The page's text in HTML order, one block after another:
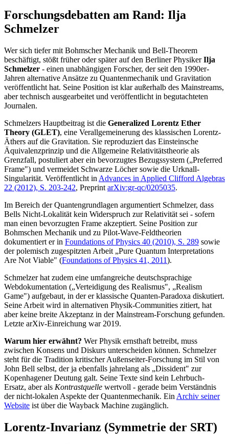
Forschungsdebatten am Rand: Ilja
Schmelzer
Wer sich tiefer mit Bohmscher Mechanik und Bell-Theorem
beschäftigt, stößt früher oder später auf den Berliner PhysikerIlja
Schmelzer - einen unabhängigen Forscher, der seit den 1990er-
Jahren alternative Ansätze zu Quantenmechanik und Gravitation
veröffentlicht hat. Seine Position ist klar außerhalb des Mainstreams,
aber technisch ausgearbeitet und veröffentlicht in begutachteten
Journalen.
Schmelzers Hauptbeitrag ist die Generalized Lorentz Ether
Theory (GLET), eine Verallgemeinerung des klassischen Lorentz-
Äthers auf die Gravitation. Sie reproduziert das Einsteinsche
Äquivalenzprinzip und die Allgemeine Relativitätstheorie als
Grenzfall, postuliert aber ein bevorzugtes Bezugssystem („Preferred
Frame") und vermeidet Schwarze Löcher sowie die Urknall-
Singularität. Veröffentlicht in Advances in Applied Clifford Algebras
22 (2012), S. 203-242, Preprint arXiv:gr-qc/0205035.
Im Bereich der Quantengrundlagen argumentiert Schmelzer, dass
Bells Nicht-Lokalität kein Widerspruch zur Relativität sei - sofern
man einen bevorzugten Frame akzeptiert. Seine Position zur
Bohmschen Mechanik und zu Pilot-Wave-Feldtheorien
dokumentiert er in Foundations of Physics 40 (2010), S. 289 sowie
der polemisch zugespitzten Arbeit „Pure Quantum Interpretations
Are Not Viable" (Foundations of Physics 41, 2011).
Schmelzer hat zudem eine umfangreiche deutschsprachige
Webdokumentation („Verteidigung des Realismus", „Realism
Game") aufgebaut, in der er klassische Quanten-Paradoxa diskutiert.
Seine Arbeit wird in alternativen Physik-Communities zitiert, hat
aber keine breite Akzeptanz in der Mainstream-Forschung gefunden.
Letzte arXiv-Einreichung war 2019.
Warum hier erwähnt? Wer Physik ernsthaft betreibt, muss
zwischen Konsens und Diskurs unterscheiden können. Schmelzer
steht für die Tradition kritischer Außenseiter-Forschung im Stil von
John Bell selbst, der ja ebenfalls jahrelang als „Dissident" zur
Kopenhagener Deutung galt. Seine Texte sind kein Lehrbuch-
Ersatz, aber als Kontrastquelle wertvoll - gerade beim Verständnis
der nicht-lokalen Aspekte der Quantenmechanik. Ein Archiv seiner
Website ist über die Wayback Machine zugänglich.
Lorentz-Invarianz (Symmetrie der SRT)